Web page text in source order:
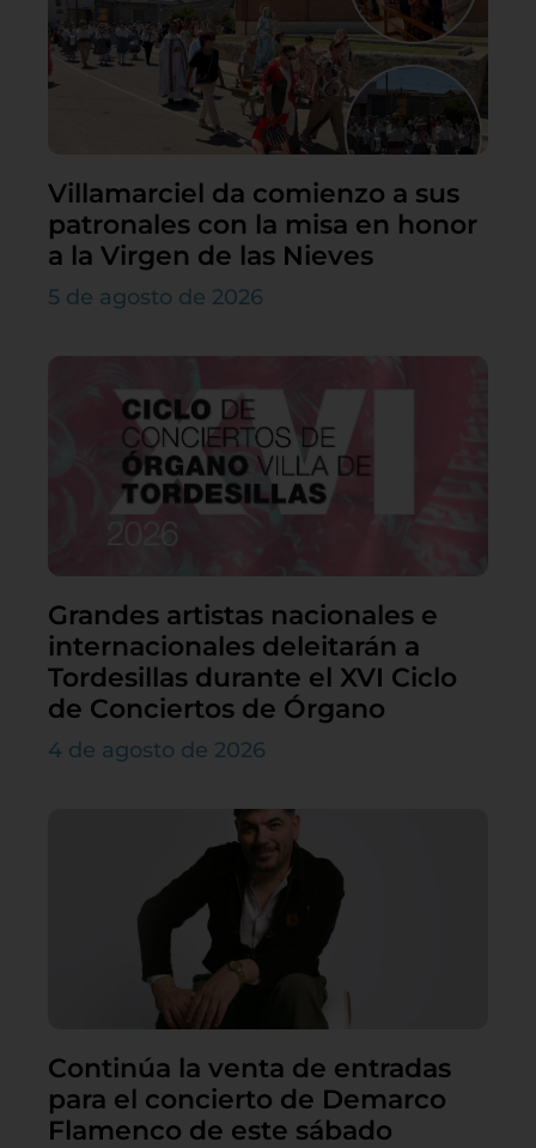
Villamarciel da comienzo a sus
patronales con la misa en honor
a la Virgen de las Nieves
5 de agosto de 2026
Grandes artistas nacionales e
internacionales deleitarán a
Tordesillas durante el XVI Ciclo
de Conciertos de Órgano
4 de agosto de 2026
Continúa la venta de entradas
para el concierto de Demarco
Flamenco de este sábado